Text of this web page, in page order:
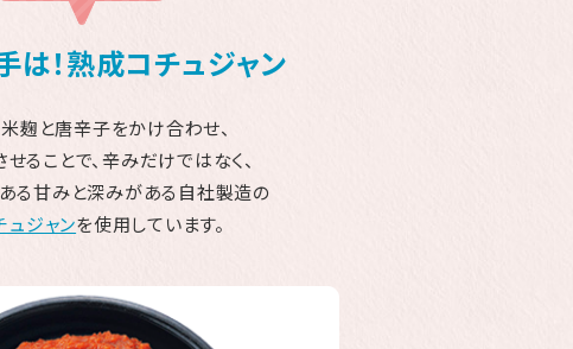
は！熟成コチュジャン
麹と唐辛子をかけ合わせ、
ることで、辛みだけではなく、
る甘みと深みがある自社製造の
ュジャンを使用しています。